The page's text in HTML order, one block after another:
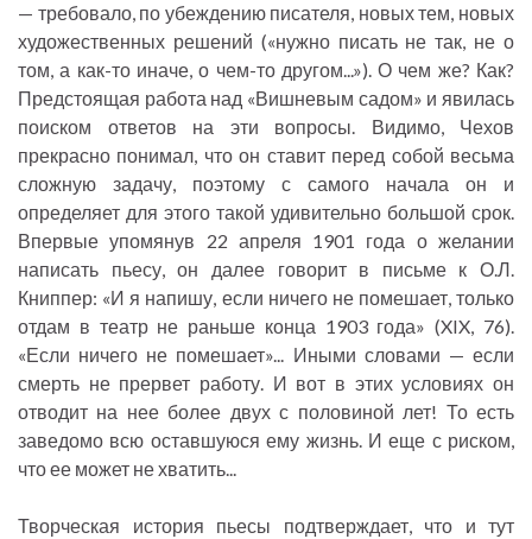
— требовало, по убеждению писателя, новых тем, новых
художественных решений («нужно писать не так, не о
том, а как-то иначе, о чем-то другом...»). О чем же? Как?
Предстоящая работа над «Вишневым садом» и явилась
поиском ответов на эти вопросы. Видимо, Чехов
прекрасно понимал, что он ставит перед собой весьма
сложную задачу, поэтому с самого начала он и
определяет для этого такой удивительно большой срок.
Впервые упомянув 22 апреля 1901 года о желании
написать пьесу, он далее говорит в письме к О.Л.
Книппер: «И я напишу, если ничего не помешает, только
отдам в театр не раньше конца 1903 года» (XIX, 76).
«Если ничего не помешает»... Иными словами — если
смерть не прервет работу. И вот в этих условиях он
отводит на нее более двух с половиной лет! То есть
заведомо всю оставшуюся ему жизнь. И еще с риском,
что ее может не хватить...
Творческая история пьесы подтверждает, что и тут